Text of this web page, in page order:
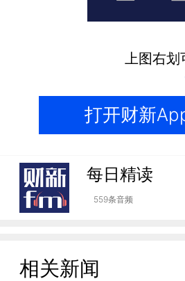
上图右划
打开财新
每日精读
559条音频
相关新闻